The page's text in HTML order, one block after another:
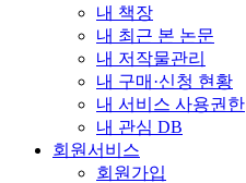
내 책장
내 최근 본 논문
내 저작물관리
내 구매·신청 현황
내 서비스 사용권한
내 관심 DB
회원서비스
회원가입